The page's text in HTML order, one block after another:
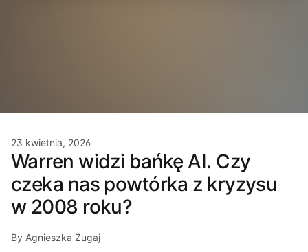
23 kwietnia, 2026
Warren widzi bańkę AI. Czy
czeka nas powtórka z kryzysu
w 2008 roku?
By Agnieszka Zugaj